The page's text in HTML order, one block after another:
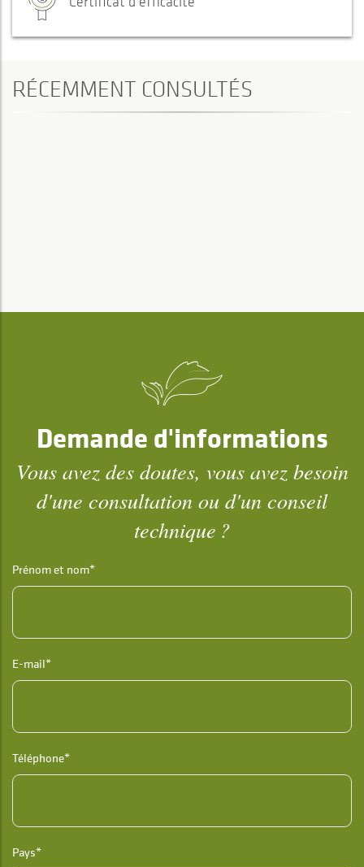
RÉCEMMENT CONSULTÉS
Demande d'informations
Vous avez des doutes, vous avez besoin
d'une consultation ou d'un conseil
technique ?
Prénom et nom*
E-mail*
Téléphone*
Pays*